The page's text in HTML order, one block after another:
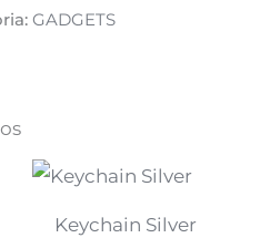
GADGETS
Keychain Silver